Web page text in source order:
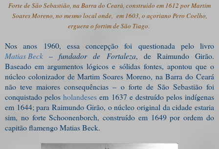
Forte de São Sebastião, na Barra do Ceará, construído em 1612 por Martim
Soares Moreno, no mesmo local onde, em 1603, o açoriano Pero Coelho,
erguera o fortim de São Tiago.
Nos anos 1960, essa concepção foi questionada pelo livro
Matias Beck – fundador de Fortaleza, de Raimundo Girão.
Baseado em argumentos lógicos e sólidas fontes, apontou que o
núcleo colonizador de Martim Soares Moreno, na Barra do Ceará
não teve maiores consequências – o forte de São Sebastião foi
conquistado pelosholandeses em 1637 e destruído pelos indígenas
em 1644; para Raimundo Girão, o núcleo original da cidade estaria
sim, no forte Schoonenborch, construído em 1649 por ordem do
capitão flamengo Matias Beck.